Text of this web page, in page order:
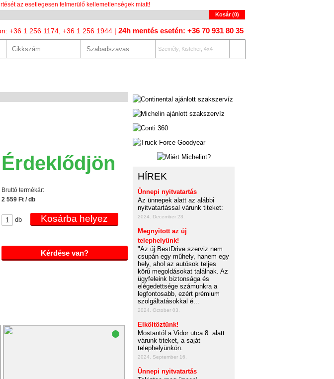
az esetlegesen felmerülő kellemetlenségek miatt!
Kosár (0)
+36 1 256 1174, +36 1 256 1944 | 24h mentés esetén: +36 70 931 80 35
Személy, Kisteher, 4x4
Érdeklődjön
Bruttó termékár:
2 559 Ft / db
db
Kérdése van?
HÍREK
Ünnepi nyitvatartás
Az ünnepek alatt az alábbi
nyitvatartással várunk titeket:
2024. December 23.
Megnyitott az új
telephelyünk!
"Az új BestDrive szerviz nem
csupán egy műhely, hanem egy
hely, ahol az autósok teljes
körű megoldásokat találnak. Az
ügyfeleink biztonsága és
elégedettsége számunkra a
legfontosabb, ezért prémium
szolgáltatásokkal é...
2024. October 03.
Elköltöztünk!
Mostantól a Vidor utca 8. alatt
várunk titeket, a saját
telephelyünkön.
2024. September 16.
Ünnepi nyitvatartás